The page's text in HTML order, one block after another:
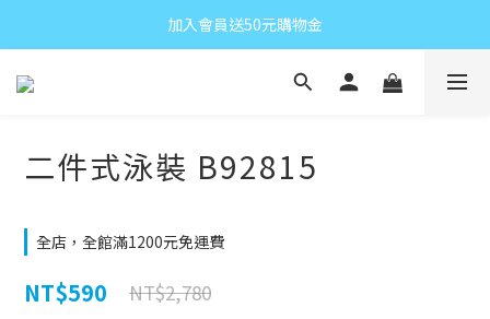
加入會員送50元購物金
二件式泳裝 B92815
全店，全館滿1200元免運費
NT$590 NT$2,780